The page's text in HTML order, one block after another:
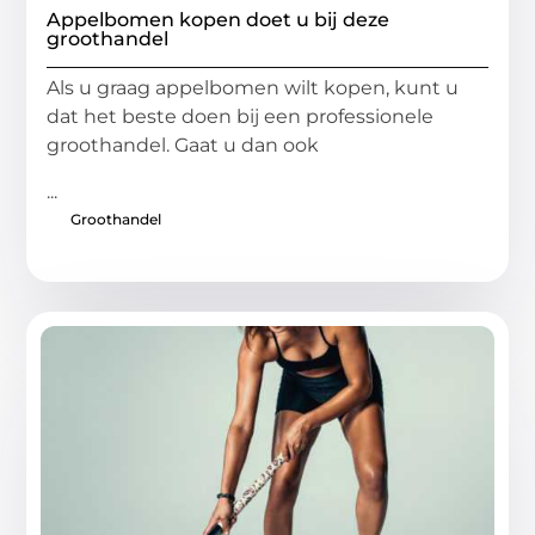
Appelbomen kopen doet u bij deze
groothandel
Als u graag appelbomen wilt kopen, kunt u
dat het beste doen bij een professionele
groothandel. Gaat u dan ook
...
Groothandel